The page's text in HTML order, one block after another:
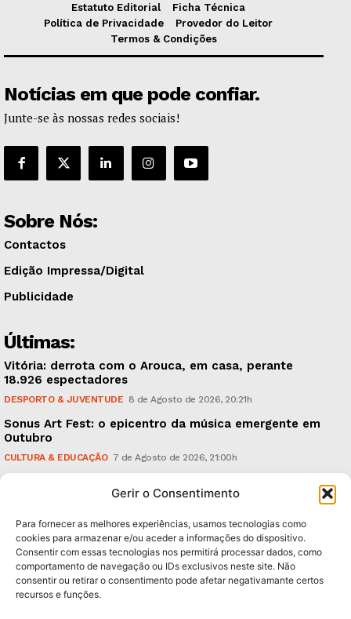
Gerir o Consentimento
Para fornecer as melhores experiências, usamos tecnologias como
cookies para armazenar e/ou aceder a informações do dispositivo.
Consentir com essas tecnologias nos permitirá processar dados, como
comportamento de navegação ou IDs exclusivos neste site. Não
consentir ou retirar o consentimento pode afetar negativamante certos
recursos e funções.
Estatuto Editorial
Ficha Técnica
Política de Privacidade
Provedor do Leitor
Termos & Condições
Notícias em que pode confiar.
Junte-se às nossas redes sociais!
Sobre Nós:
Contactos
Edição Impressa/Digital
Publicidade
Últimas:
Vitória: derrota com o Arouca, em casa, perante
18.926 espectadores
DESPORTO & JUVENTUDE 8 de Agosto de 2026, 20:21h
Sonus Art Fest: o epicentro da música emergente em
Outubro
CULTURA & EDUCAÇÃO 7 de Agosto de 2026, 21:00h
Subscreva Newsletter: